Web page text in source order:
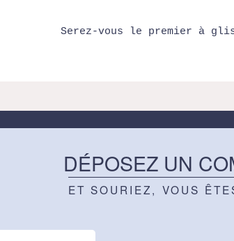
Serez-vous le premier à
DÉPOSEZ UN
ET SOURIEZ, VOUS